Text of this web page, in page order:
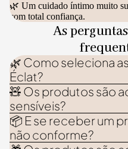
🌿 Um cuidado íntimo muito
com total confiança.
As
🌿 Como seleciona
Éclat?
🧸 Os produtos são
sensíveis?
📦 E se receber um
não conforme?